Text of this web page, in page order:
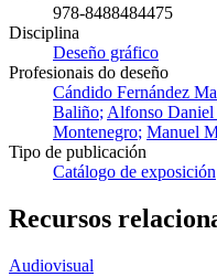
978-8488484475
Disciplina
Deseño gráfico
Profesionais do deseño
Cándido Fernández
Baliño Alfonso Daniel
Montenegro Manuel
Tipo de publicación
Catálogo de exposición
Recursos
Audiovisual